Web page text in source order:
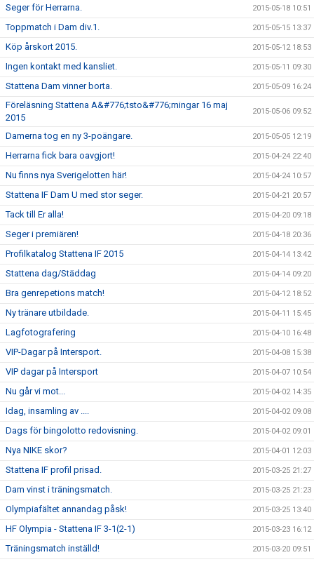
Seger för Herrarna. 2015-05-18 10:51
Toppmatch i Dam div.1. 2015-05-15 13:37
Köp årskort 2015. 2015-05-12 18:53
Ingen kontakt med kansliet. 2015-05-11 09:30
Stattena Dam vinner borta. 2015-05-09 16:24
Föreläsning Stattena A&#776;tsto&#776;rningar 16 maj
2015
2015-05-06 09:52
Damerna tog en ny 3-poängare. 2015-05-05 12:19
Herrarna fick bara oavgjort! 2015-04-24 22:40
Nu finns nya Sverigelotten här! 2015-04-24 10:57
Stattena IF Dam U med stor seger. 2015-04-21 20:57
Tack till Er alla! 2015-04-20 09:18
Seger i premiären! 2015-04-18 20:36
Profilkatalog Stattena IF 2015 2015-04-14 13:42
Stattena dag/Städdag 2015-04-14 09:20
Bra genrepetions match! 2015-04-12 18:52
Ny tränare utbildade. 2015-04-11 15:45
Lagfotografering 2015-04-10 16:48
VIP-Dagar på Intersport. 2015-04-08 15:38
VIP dagar på Intersport 2015-04-07 10:54
Nu går vi mot... 2015-04-02 14:35
Idag, insamling av .... 2015-04-02 09:08
Dags för bingolotto redovisning. 2015-04-02 09:01
Nya NIKE skor? 2015-04-01 12:03
Stattena IF profil prisad. 2015-03-25 21:27
Dam vinst i träningsmatch. 2015-03-25 21:23
Olympiafältet annandag påsk! 2015-03-25 13:40
HF Olympia - Stattena IF 3-1(2-1) 2015-03-23 16:12
Träningsmatch inställd! 2015-03-20 09:51